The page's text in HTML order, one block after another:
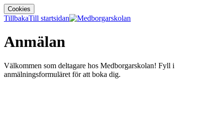
Cookies
TillbakaTill startsidan
Anmälan
Välkommen som deltagare hos Medborgarskolan! Fyll i
anmälningsformuläret för att boka dig.